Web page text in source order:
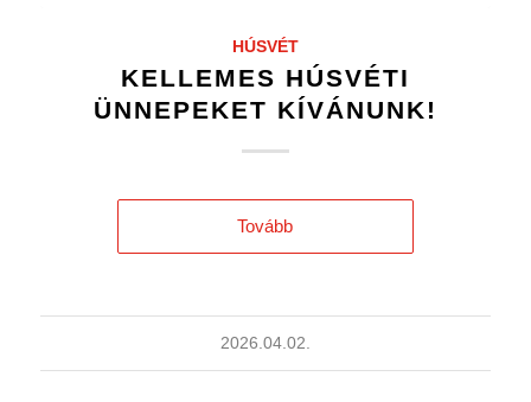
HÚSVÉT
KELLEMES HÚSVÉTI
ÜNNEPEKET KÍVÁNUNK!
Tovább
2026.04.02.